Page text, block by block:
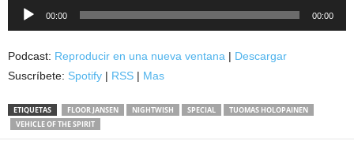
Reproductor
00:00 00:00
Podcast: Reproducir en una nueva ventana | Descargar
Suscríbete: Spotify | RSS | Mas
ETIQUETAS FLOOR JANSEN NIGHTWISH SPECIAL
TUOMAS HOLOPAINEN
VEHICLE OF THE SPIRIT